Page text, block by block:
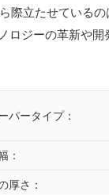
立たせている
ジーの革新や
パータイプ：
：
厚さ：